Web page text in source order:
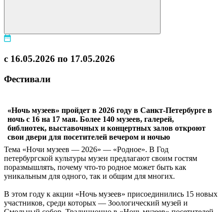
с 16.05.2026 по 17.05.2026
Фестивали
«Ночь музеев» пройдет в 2026 году в Санкт-Петербурге в
ночь с 16 на 17 мая. Более 140 музеев, галерей,
библиотек, выставочных и концертных залов откроют
свои двери для посетителей вечером и ночью
Тема «Ночи музеев — 2026» — «Родное». В Год
петербургской культуры музеи предлагают своим гостям
поразмышлять, почему что-то родное может быть как
уникальным для одного, так и общим для многих.
В этом году к акции «Ночь музеев» присоединились 15 новых
участников, среди которых — Зоологический музей и